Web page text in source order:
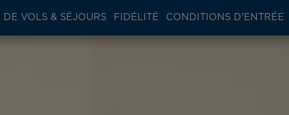
DE VOLS & SÉJOURS FIDÉLITÉ CONDITIONS D'ENTRÉE